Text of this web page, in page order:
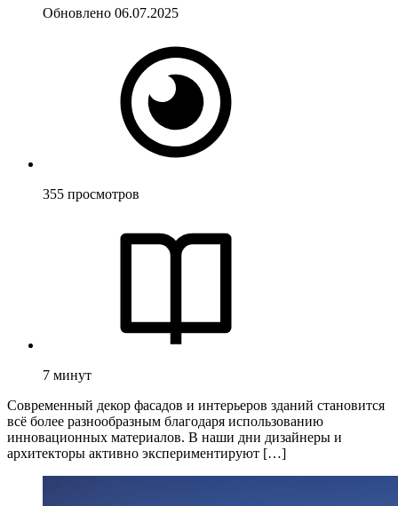
Обновлено 06.07.2025
355 просмотров
7 минут
Современный декор фасадов и интерьеров зданий становится
всё более разнообразным благодаря использованию
инновационных материалов. В наши дни дизайнеры и
архитекторы активно экспериментируют […]